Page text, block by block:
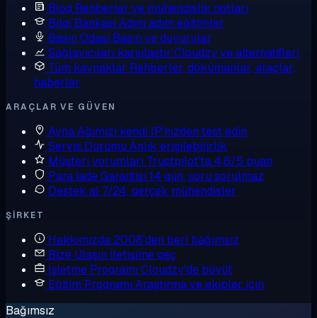
Blog Rehberler ve mühendislik notları
Bilgi Bankası Adım adım eğitimler
Basın Odası Basın ve duyurular
Sağlayıcıları karşılaştır Cloudzy ve alternatifleri
Tüm kaynaklar Rehberler, dokümanlar, araçlar,
haberler
ARAÇLAR VE GÜVEN
AynaAğımızı kendi IP'nizden test edin
Servis Durumu Anlık erişilebilirlik
Müşteri yorumları Trustpilot'ta 4,6/5 puan
Para İade Garantisi 14 gün, soru sorulmaz
Destek al 7/24, gerçek mühendisler
ŞIRKET
Hakkımızda 2008'den beri bağımsız
Bize Ulaşın İletişime geç
İşletme Programı Cloudzy'de büyüt
Eğitim Programı Araştırma ve ekipler için
Bağımsız